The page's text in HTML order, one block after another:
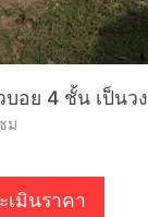
อย 4 ชั้น เป็นวง
ม
เมินราคา